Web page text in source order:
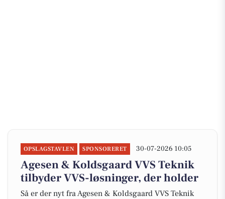
OPSLAGSTAVLEN SPONSORERET 30-07-2026 10:05
Agesen & Koldsgaard VVS Teknik
tilbyder VVS-løsninger, der holder
Så er der nyt fra Agesen & Koldsgaard VVS Teknik